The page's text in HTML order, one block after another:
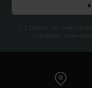
(*) Offerta on-line
complete sono